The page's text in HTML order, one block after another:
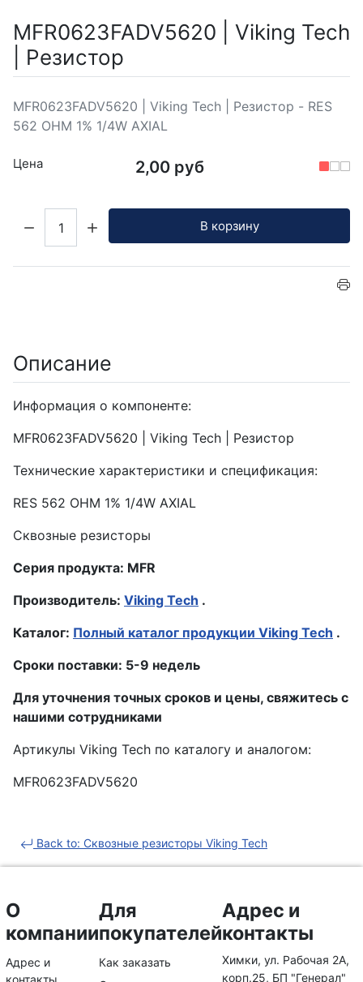
MFR0623FADV5620 | Viking Tech
| Резистор
MFR0623FADV5620 | Viking Tech | Резистор - RES
562 OHM 1% 1/4W AXIAL
Цена 2,00 руб
В корзину
Описание
Информация о компоненте:
MFR0623FADV5620 | Viking Tech | Резистор
Технические характеристики и спецификация:
RES 562 OHM 1% 1/4W AXIAL
Сквозные резисторы
Серия продукта: MFR
Производитель: Viking Tech .
Каталог: Полный каталог продукции Viking Tech .
Сроки поставки: 5-9 недель
Для уточнения точных сроков и цены, свяжитесь с
нашими сотрудниками
Артикулы Viking Tech по каталогу и аналогом:
MFR0623FADV5620
Back to: Сквозные резисторы Viking Tech
О
компании
Адрес и
Для
покупателей
Как заказать
Адрес и
контакты
Химки, ул. Рабочая 2А,
корп.25, БП "Генерал"